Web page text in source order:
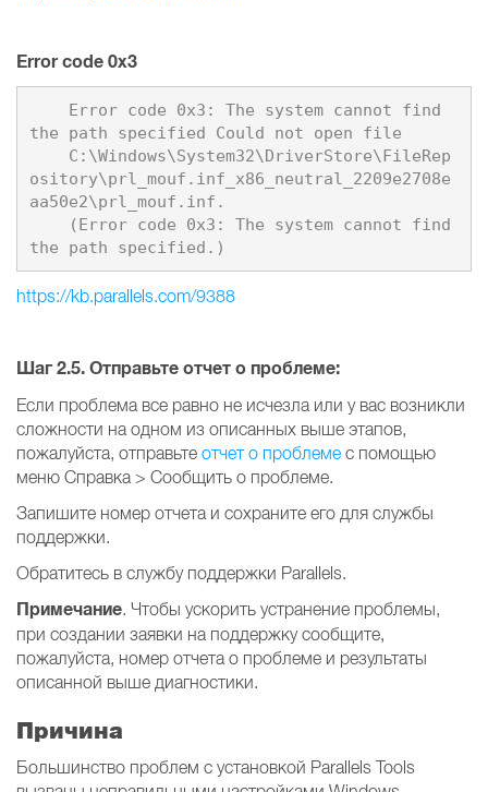
Error code 0x3
the path specified Could not open file
ository\prl_mouf.inf_x86_neutral_2209e2708e
aa50e2\prl_mouf.inf.
https://kb.parallels.com/9388
Шаг 2.5. Отправьте отчет о проблеме:
Если проблема все равно не исчезла или у вас возникли
сложности на одном из описанных выше этапов,
пожалуйста, отправьте отчет о проблеме с помощью
меню Справка > Сообщить о проблеме.
Запишите номер отчета и сохраните его для службы
поддержки.
Обратитесь в службу поддержки Parallels.
Примечание. Чтобы ускорить устранение проблемы,
при создании заявки на поддержку сообщите,
пожалуйста, номер отчета о проблеме и результаты
описанной выше диагностики.
Причина
Большинство проблем с установкой Parallels Tools